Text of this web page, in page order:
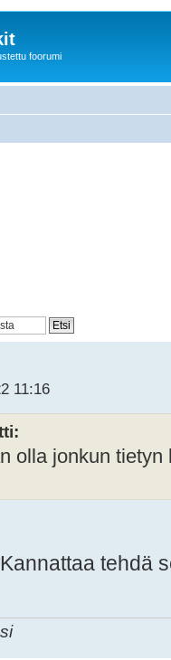
foorumi
11:16
olla jonkun
tehdä